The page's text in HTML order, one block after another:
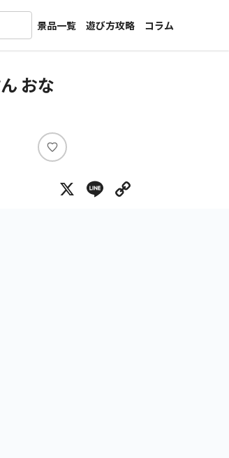
景品一覧
新着景品
カテゴリ一覧
遊び方攻略
コラム
インタビュー
おな
い
ね
X Line